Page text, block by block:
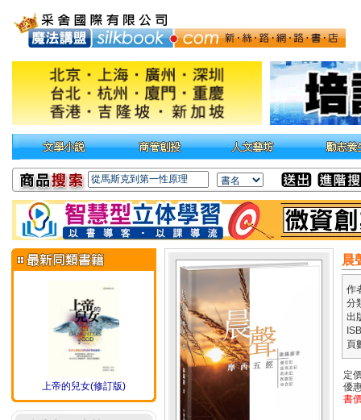
上帝的兒女(修訂版)
晨
作
分
出
頁
定
優
書